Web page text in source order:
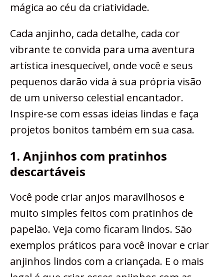
mágica ao céu da criatividade.
Cada anjinho, cada detalhe, cada cor
vibrante te convida para uma aventura
artística inesquecível, onde você e seus
pequenos darão vida à sua própria visão
de um universo celestial encantador.
Inspire-se com essas ideias lindas e faça
projetos bonitos também em sua casa.
1. Anjinhos com pratinhos
descartáveis
Você pode criar anjos maravilhosos e
muito simples feitos com pratinhos de
papelão. Veja como ficaram lindos. São
exemplos práticos para você inovar e criar
anjinhos lindos com a criançada. E o mais